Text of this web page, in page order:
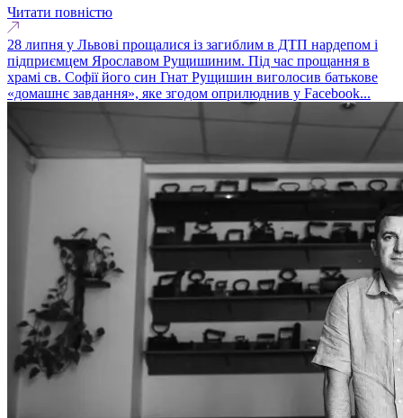
Читати повністю
28 липня у Львові прощалися із загиблим в ДТП нардепом і
підприємцем Ярославом Рущишиним. Під час прощання в
храмі св. Софії його син Гнат Рущишин виголосив батькове
«домашнє завдання», яке згодом оприлюднив у Facebook...